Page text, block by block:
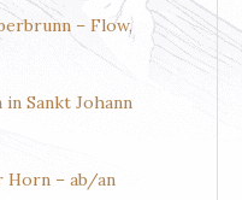
– Flow,
Sankt Johann
Horn – ab/an